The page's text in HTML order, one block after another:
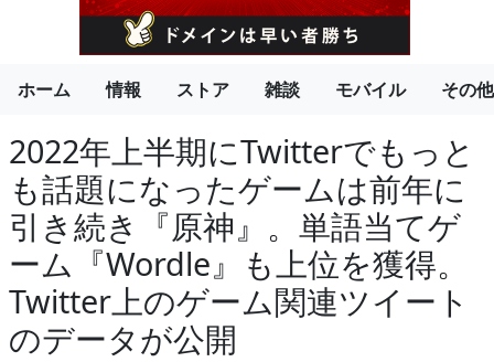
ホーム 情報 ストア 雑談 モバイル その他
2022年上半期にTwitterでもっと
も話題になったゲームは前年に
引き続き『原神』。単語当てゲ
ーム『Wordle』も上位を獲得。
Twitter上のゲーム関連ツイート
のデータが公開